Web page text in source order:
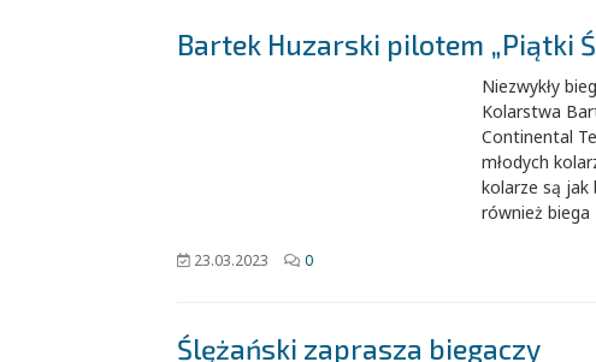
Bartek Huzarski pilotem „Piątki
Niezwykły
Kolarstwa
Continental
młodych
kolarze są jak
również
23.03.2023 0
Ślężański zaprasza biegaczy